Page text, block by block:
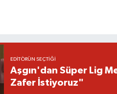
EDITÖRÜN SEÇTIĞI
Aşgın'dan Süper Lig
Zafer İstiyoruz"